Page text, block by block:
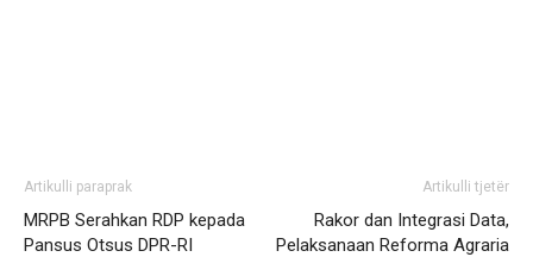
Artikulli paraprak
MRPB Serahkan RDP kepada
Pansus Otsus DPR-RI
Artikulli tjetër
Rakor dan Integrasi Data,
Pelaksanaan Reforma Agraria